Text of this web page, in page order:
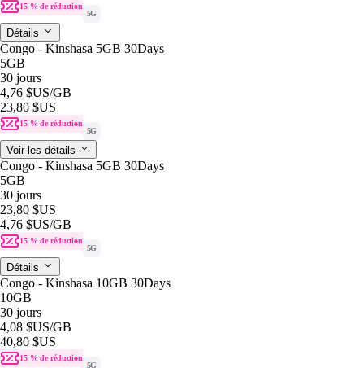
15 % de réduction
5G
Détails
Congo - Kinshasa 5GB 30Days
5GB
30 jours
4,76 $US/GB
23,80 $US
15 % de réduction
5G
Voir les détails
Congo - Kinshasa 5GB 30Days
5GB
30 jours
23,80 $US
4,76 $US/GB
15 % de réduction
5G
Détails
Congo - Kinshasa 10GB 30Days
10GB
30 jours
4,08 $US/GB
40,80 $US
15 % de réduction
5G